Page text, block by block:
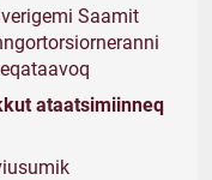
Saamit
ataatsimiinneq